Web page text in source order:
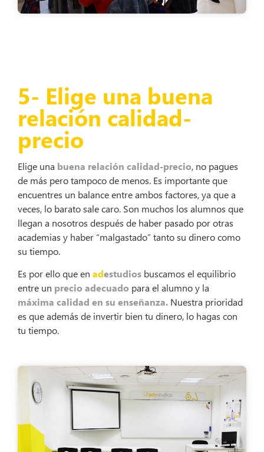
5- Elige una buena
relación calidad-
precio
Elige una buena relación calidad-precio, no pagues
de más pero tampoco de menos. Es importante que
encuentres un balance entre ambos factores, ya que a
veces, lo barato sale caro. Son muchos los alumnos que
llegan a nosotros después de haber pasado por otras
academias y haber “malgastado” tanto su dinero como
su tiempo.
Es por ello que en adestudios buscamos el equilibrio
entre un precio adecuado para el alumno y la
máxima calidad en su enseñanza. Nuestra prioridad
es que además de invertir bien tu dinero, lo hagas con
tu tiempo.